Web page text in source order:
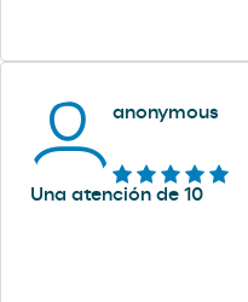
anonymous
Una atención de 10